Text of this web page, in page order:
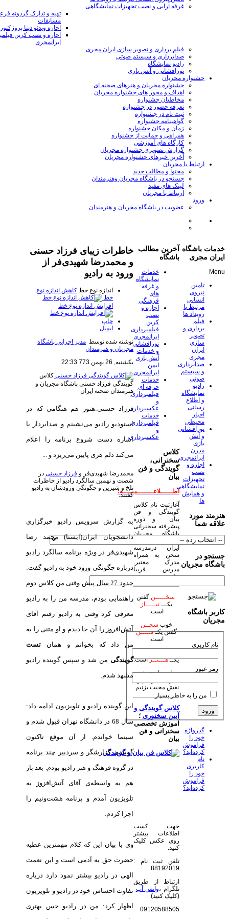
غرفه آرایی و نصب تجهیزات نمایشگاهی
تهیه و تدارک گردونه
مسابقات
اجاره ویدئو دیتا
اجاره و نصب کرین
ایرانمجری
فیلم برداری و تصویر سازی ایران مجری
صدابرداری و سیستم صوتی
رادیو نمایشگاه
نورافشانی و آتش بازی
جشنواره مجریان
جشنواره مجریان و هنرهای صحنه ای
اهداف و محور های جشنواره مجریان
مخاطبان جشنواره
تعرفه حضور در جشنواره
ثبت نام در جشنواره
گواهینامه جشنواره
زمان و مکان جشنواره
همراهی و حمایت از جشنواره
کارگاه های آموزشی
گزارش تصویری جشنواره مجریان
آخرین خبرهای جشنواره مجریان
ارتباط با مجریان
محتوا و مطالب جدید
جستجو در باشگاه مجریان وهنرمندان
لینک های مفید
ارتباط با مجریان
ورود
عضویت در باشگاه مجریان و هنرمندان
خاطرات زیبای فرزاد حسنی
و محمدرضا شهیدی‌فر از
ورود به رادیو
اندازه نوع خط کاهش اندازه نوع
خط
افزایش اندازه نوع خط
چاپ
ایمیل
نوشته شده توسط مدیر اجرایی باشگاه
مجریان و هنرمندان
یکشنبه, 26 بهمن 773 22:33
کلاس
گویندگی فرزاد حسنی باشگاه مجریان و
هنرمندان صحنه ایران
فرزاد حسنی:هنوز هم هنگامی كه در
استودیو رادیو می‌نشینم و صدا‌بردار با
اشاره دست شروع برنامه را اعلام
می‌كند دلم هری پایین می‌ریزد و ...
محمدرضا شهیدی‌فر و فرزاد حسنیدر
شصت و نهمین سالگرد رادیو از خاطرات
تلخ و شیرین و چگونگی ورودشان به رادیو
گفتند.
به گزارش سرویس رادیو خبرگزاری
دانشجویان ایران(ایسنا) محمد رضا
شهیدی‌فر در ویژه برنامه سالگرد رادیو
درباره چگونگی ورود خود به رادیو گفت:
حدود 27 سال پیش وقتی من كلاس دوم
راهنمایی بودم، مدرسه من را به رادیو
معرفی كرد وقتی به رادیو رفتم آقای
آتش‌افروز را آن جا دیدم و او متنی را به
من داد كه بخوانم و همان تست
گویندگیمن شد و سپس گوینده رادیو
مشهد شدم.
این گوینده رادیو و تلویزیون ادامه داد:
سال 68 در دانشگاه تهران قبول شدم و
سینما خواندم. از آن موقع تاكنون
گوینده، گزارشگر و سردبیر چند برنامه
در گروه فرهنگ و هنر رادیو بودم. بعد باز
هم به واسطه‌ی آقای آتش‌افزوز به
تلویزیون آمدم و برنامه‌ هشت‌ونیم را
اجرا كردم.
وی با بیان این كه کلام مهمترین عطیه
حضرت حق به آدمی است و این نعمت
الهی در رادیو بیشتر نمود دارد درباره
تفاوت احساس خود در رادیو و تلویزیون
اظهار كرد: من در رادیو حس بهتری
آخرین مطالب
باشگاه
خدمات
نمایشگاه
و غرفه
های
فرهنگی
اجاره و
نصب
کرین
فیلمبرداری
ایرانمجری
نورافشانی
و خدمات
آتش بازی
ایمن
ایرانمجری
خدمات
حرفه ای
فیلمبرداری
و
عکسبرداری
خدمات
فیلمبرداری
و
عکسبرداری
کلاس
سخنرانی،
گویندگی و فن
بیان
اطــــــلاعــــــــیــــــه:
آغازثبت نام کلاس
گویندگی و فن
بیان و دوره
پیشرفته سخنرانی
باشگاه مجریان
ایران درمدرسه
سخن به همراه
مدرک معتبر.
مدرس فریبا
علومی یزدی
سخـــــن گفتن
یکـــنیـــــاز
است.
خوب سخــن
گفتن یکـفـــــن
است.
یکــهـــنــراست.
بیاییم با هنر خود
نقش محبت بزنیم.
کلاس گویندگی و
آیین سخنوری ؛
آموزش تخصصی
سخنرانی و فن
بیان
جهت کسب
اطلاعات بیشتر
روی عکس کلیک
کنید.
تلفن ثبت نام :
88192019
ارتباط از طریق
تلگرام ،واتس آپ
(کلیک کنید)
09120588505
خدمات باشگاه
ایران مجری
Menu
تامین
نیروی
انسانی
مرتبط با
رویداد ها
فیلم
برداری و
تصویر
سازی
ایران
مجری
صدابرداری
و سیستم
صوتی
رادیو
نمایشگاه
و اطلاع
رسانی
اخبار
محیطی
نورافشانی
و آتش
بازی
مدرن
ایرانمجری
اجاره و
نصب
تجهیزات
نمایشگاهی
و همایش
ها
هنرمند مورد
علاقه شما
جستجو در
باشگاه مجریان
کاربر باشگاه
مجریان
نام کاربری
رمز عبور
من را به خاطر بسپار
گذرواژه
خود را
فراموش
کرده‌اید؟
نام
کاربری
خود را
فراموش
کرده‌اید؟